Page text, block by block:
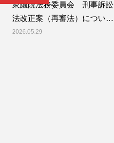
衆議院法務委員会 刑事訴訟
法改正案（再審法）につい…
2026.05.29